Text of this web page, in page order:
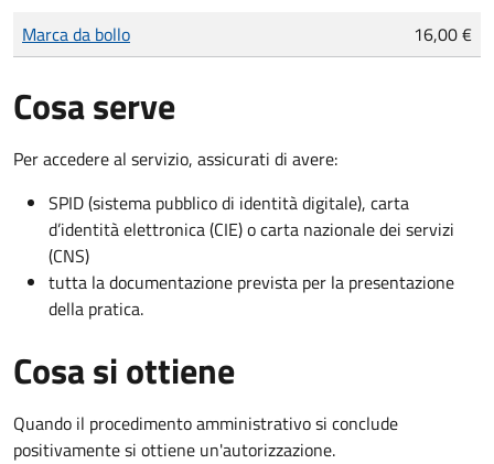
Tipo di pagamento
Importo
Marca da bollo 16,00 €
Cosa serve
Per accedere al servizio, assicurati di avere:
SPID (sistema pubblico di identità digitale), carta
d’identità elettronica (CIE) o carta nazionale dei servizi
(CNS)
tutta la documentazione prevista per la presentazione
della pratica.
Cosa si ottiene
Quando il procedimento amministrativo si conclude
positivamente si ottiene un'autorizzazione.